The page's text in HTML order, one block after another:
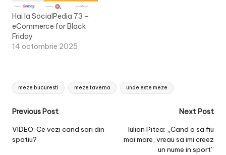
Hai la SocialPedia 73 –
eCommerce for Black
Friday
14 octombrie 2025
Tags:
meze bucuresti meze taverna unde este meze
Post
navigation
Previous Post
VIDEO: Ce vezi cand sari din
spatiu?
Next Post
Iulian Pitea: „Cand o sa fiu
mai mare, vreau sa imi creez
un nume in sport”